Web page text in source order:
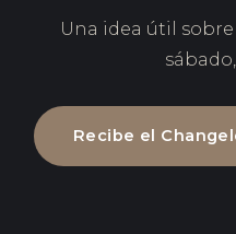
Una idea útil
Recibe el